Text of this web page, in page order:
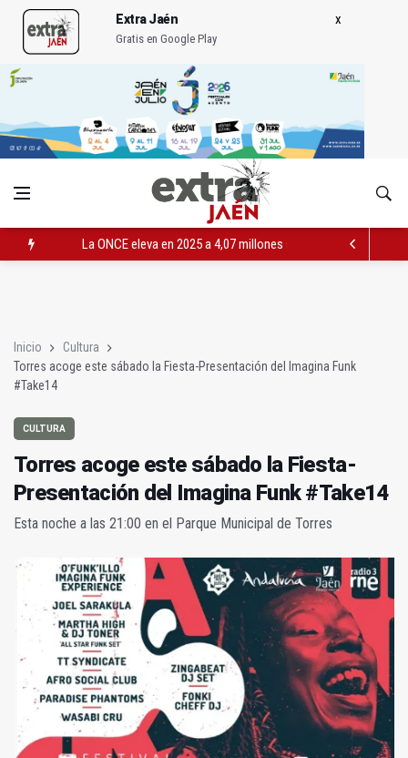
Extra Jaén
Gratis en Google Play
La ONCE eleva en 2025 a 4,07 millones su inversión social en
Inicio
Cultura
Torres acoge este sábado la Fiesta-Presentación del Imagina Funk
#Take14
CULTURA
Torres acoge este sábado la Fiesta-
Presentación del Imagina Funk #Take14
Esta noche a las 21:00 en el Parque Municipal de Torres